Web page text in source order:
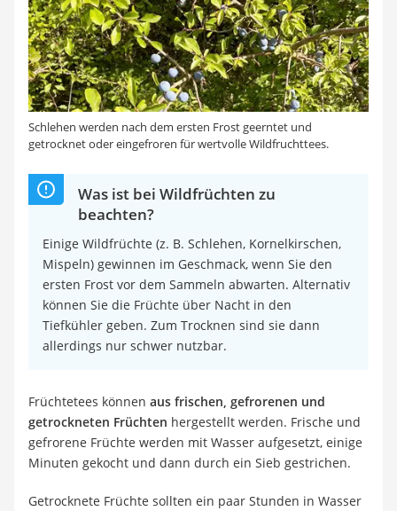
Schlehen werden nach dem ersten Frost geerntet und
getrocknet oder eingefroren für wertvolle Wildfruchttees.
Was ist bei Wildfrüchten zu
beachten?
Einige Wildfrüchte (z. B. Schlehen, Kornelkirschen,
Mispeln) gewinnen im Geschmack, wenn Sie den
ersten Frost vor dem Sammeln abwarten. Alternativ
können Sie die Früchte über Nacht in den
Tiefkühler geben. Zum Trocknen sind sie dann
allerdings nur schwer nutzbar.
Früchtetees können aus frischen, gefrorenen und
getrockneten Früchten hergestellt werden. Frische und
gefrorene Früchte werden mit Wasser aufgesetzt, einige
Minuten gekocht und dann durch ein Sieb gestrichen.
Getrocknete Früchte sollten ein paar Stunden in Wasser